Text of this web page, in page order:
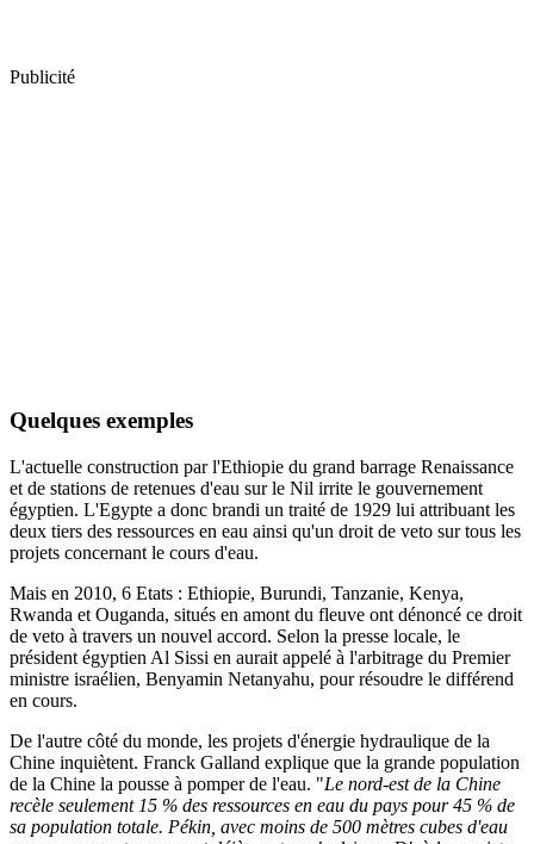
Publicité
Quelques exemples
L'actuelle construction par l'Ethiopie du grand barrage Renaissance
et de stations de retenues d'eau sur le Nil irrite le gouvernement
égyptien. L'Egypte a donc brandi un traité de 1929 lui attribuant les
deux tiers des ressources en eau ainsi qu'un droit de veto sur tous les
projets concernant le cours d'eau.
Mais en 2010, 6 Etats : Ethiopie, Burundi, Tanzanie, Kenya,
Rwanda et Ouganda, situés en amont du fleuve ont dénoncé ce droit
de veto à travers un nouvel accord. Selon la presse locale, le
président égyptien Al Sissi en aurait appelé à l'arbitrage du Premier
ministre israélien, Benyamin Netanyahu, pour résoudre le différend
en cours.
De l'autre côté du monde, les projets d'énergie hydraulique de la
Chine inquiètent. Franck Galland explique que la grande population
de la Chine la pousse à pomper de l'eau. "Le nord-est de la Chine
recèle seulement 15 % des ressources en eau du pays pour 45 % de
sa population totale. Pékin, avec moins de 500 mètres cubes d'eau